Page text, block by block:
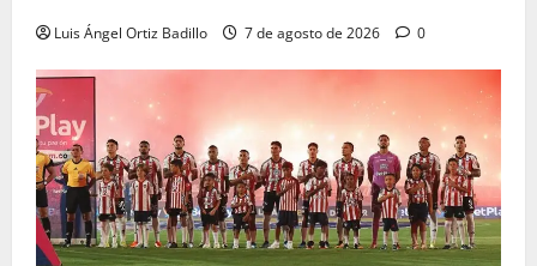
Luis Ángel Ortiz Badillo 7 de agosto de 2026 0